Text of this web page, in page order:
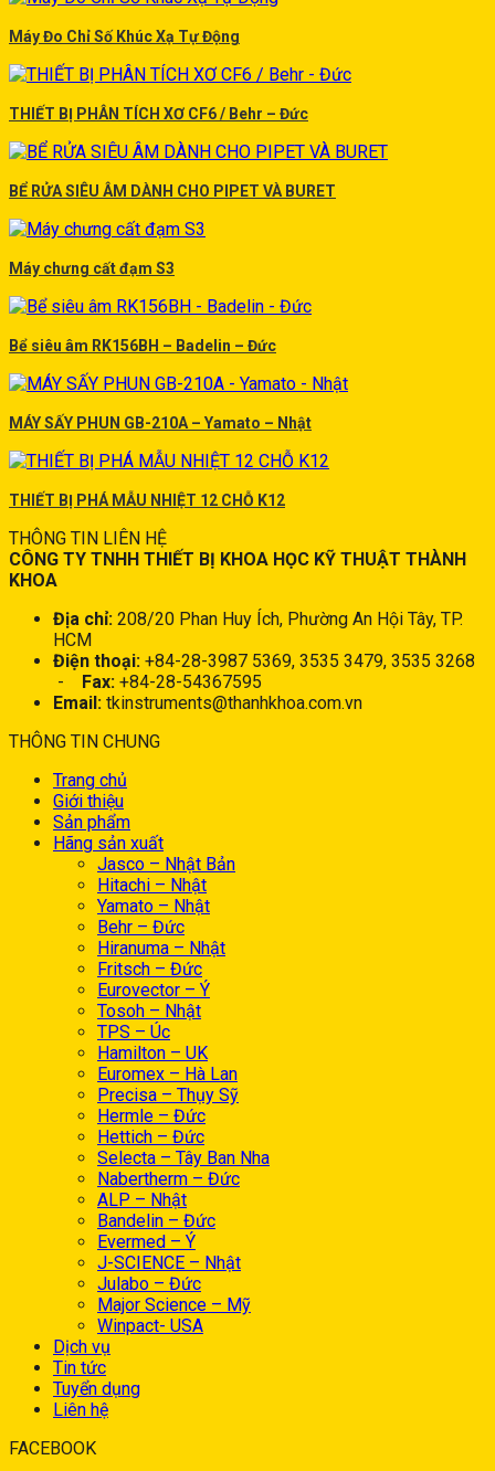
Máy Đo Chỉ Số Khúc Xạ Tự Động
THIẾT BỊ PHÂN TÍCH XƠ CF6 / Behr – Đức
BỂ RỬA SIÊU ÂM DÀNH CHO PIPET VÀ BURET
Máy chưng cất đạm S3
Bể siêu âm RK156BH – Badelin – Đức
MÁY SẤY PHUN GB-210A – Yamato – Nhật
THIẾT BỊ PHÁ MẪU NHIỆT 12 CHỖ K12
THÔNG TIN LIÊN HỆ
CÔNG TY TNHH THIẾT BỊ KHOA HỌC KỸ THUẬT THÀNH
KHOA
Địa chỉ: 208/20 Phan Huy Ích, Phường An Hội Tây, TP.
HCM
Điện thoại: +84-28-3987 5369, 3535 3479, 3535 3268
-
Fax: +84-28-54367595
Email: tkinstruments@thanhkhoa.com.vn
THÔNG TIN CHUNG
Trang chủ
Giới thiệu
Sản phẩm
Hãng sản xuất
Jasco – Nhật Bản
Hitachi – Nhật
Yamato – Nhật
Behr – Đức
Hiranuma – Nhật
Fritsch – Đức
Eurovector – Ý
Tosoh – Nhật
TPS – Úc
Hamilton – UK
Euromex – Hà Lan
Precisa – Thụy Sỹ
Hermle – Đức
Hettich – Đức
Selecta – Tây Ban Nha
Nabertherm – Đức
ALP – Nhật
Bandelin – Đức
Evermed – Ý
J-SCIENCE – Nhật
Julabo – Đức
Major Science – Mỹ
Winpact- USA
Dịch vụ
Tin tức
Tuyển dụng
Liên hệ
FACEBOOK